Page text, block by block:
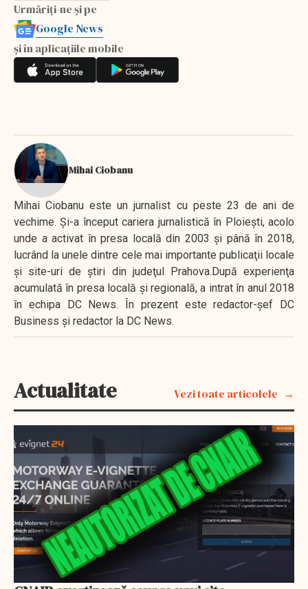
Urmăriți-ne și pe
Google News
și în aplicațiile mobile
Mihai Ciobanu
Mihai Ciobanu este un jurnalist cu peste 23 de ani de
vechime. Şi-a început cariera jurnalistică în Ploieşti, acolo
unde a activat în presa locală din 2003 şi până în 2018,
lucrând la unele dintre cele mai importante publicaţii locale
şi site-uri de ştiri din judeţul Prahova.După experienţa
acumulată în presa locală şi regională, a intrat în anul 2018
în echipa DC News. În prezent este redactor-şef DC
Business şi redactor la DC News.
Actualitate Vezi toate articolele